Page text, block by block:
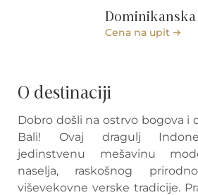
O destinaciji
Dobro došli na ostrvo bogova i
Bali! Ovaj dragulj
jedinstvenu mešavinu
naselja, raskošnog
viševekovne verske tradicije.
Cena na upit